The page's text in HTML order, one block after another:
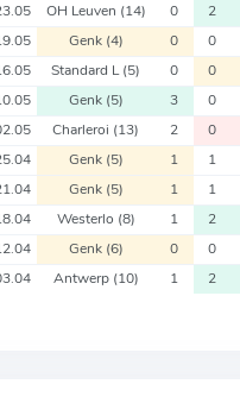
OH Leuven (14) 0 2
Genk (4) 0 0
Standard L(5) 0 0
Genk (5) 3 0
Charleroi (13) 2 0
Genk (5) 1 1
Genk (5) 1 1
Westerlo (8) 1 2
Genk (6) 0 0
Antwerp (10) 1 2